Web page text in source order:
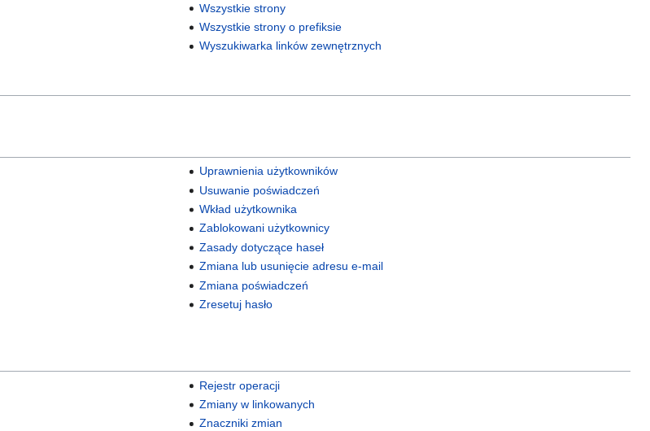
Wszystkie strony
Wszystkie strony o prefiksie
Wyszukiwarka linków zewnętrznych
Uprawnienia użytkowników
Usuwanie poświadczeń
Wkład użytkownika
Zablokowani użytkownicy
Zasady dotyczące haseł
Zmiana lub usunięcie adresu e‐mail
Zmiana poświadczeń
Zresetuj hasło
Rejestr operacji
Zmiany w linkowanych
Znaczniki zmian